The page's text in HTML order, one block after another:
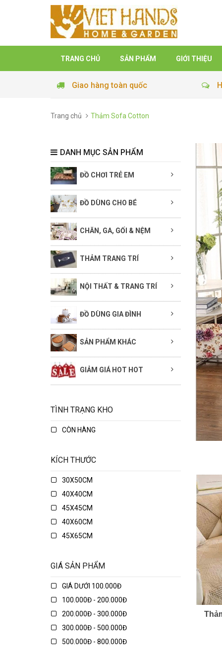
TRANG CHỦ SẢN PHẨM GIỚI THIỆU
Giao hàng toàn quốc
Trang chủ Thảm Sofa Cotton
DANH MỤC SẢN PHẨM
ĐỒ CHƠI TRẺ EM
ĐỒ DÙNG CHO BÉ
CHĂN, GA, GỐI & NỆM
THẢM TRANG TRÍ
NỘI THẤT & TRANG TRÍ
ĐỒ DÙNG GIA ĐÌNH
SẢN PHẨM KHÁC
GIẢM GIÁ HOT HOT
TÌNH TRẠNG KHO
CÒN HÀNG
KÍCH THƯỚC
30X50CM
40X40CM
45X45CM
40X60CM
45X65CM
48X74CM
50X50CM
50X70CM
GIÁ SẢN PHẨM
GIÁ DƯỚI 100.000Đ
100.000Đ - 200.000Đ
200.000Đ - 300.000Đ
300.000Đ - 500.000Đ
500.000Đ - 800.000Đ